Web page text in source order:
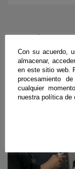
#CienciaDirecta
Con su acuerdo,
almacenar,
en este sitio web.
procesamiento
cualquier
nuestra política de